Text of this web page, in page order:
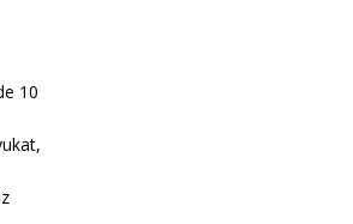
10